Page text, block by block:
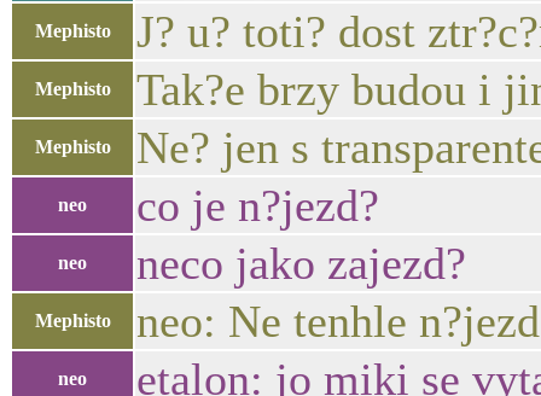
Mephisto J? u? toti? dost
Mephisto Tak?e brzy budou i
Mephisto Ne? jen s
neo co je n?jezd?
neo neco jako zajezd?
Mephisto neo: Ne tenhle
neo etalon: jo miki se